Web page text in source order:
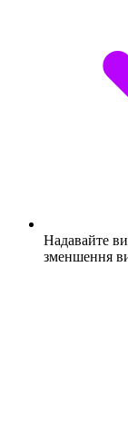
Надавайте
зменшення